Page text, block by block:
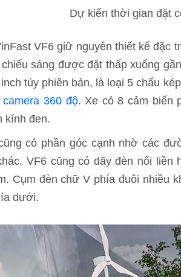
Dự kiến thời gian đặt
VF6 giữ nguyên thiết kế đặc
chiếu sáng được đặt thấp xuống
tùy phiên bản, là loại 5 chấu
camera 360 độ. Xe có 8 cảm biến
kính đen.
có phần góc cạnh nhờ các
VF6 cũng có dãy đèn nối
Cụm đèn chữ V phía đuôi nhiều
dưới.